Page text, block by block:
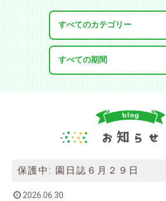
保護中: 園日誌６月２９日
2026.06.30